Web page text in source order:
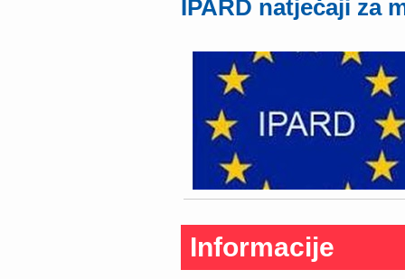
IPARD natječaji za
Informacije